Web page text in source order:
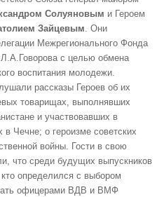
Солуяновым и Героем
Зайцевым. Они
Межрегионального Фонда
с целью обмена
воспитания молодежи.
рассказы Героев об их
товарищах, выполнявших
и участвовавших в
в Чечне; о героизме советских
войны. Гости в свою
что среди будущих выпускников
кто определился с выбором
офицерами ВДВ и ВМФ